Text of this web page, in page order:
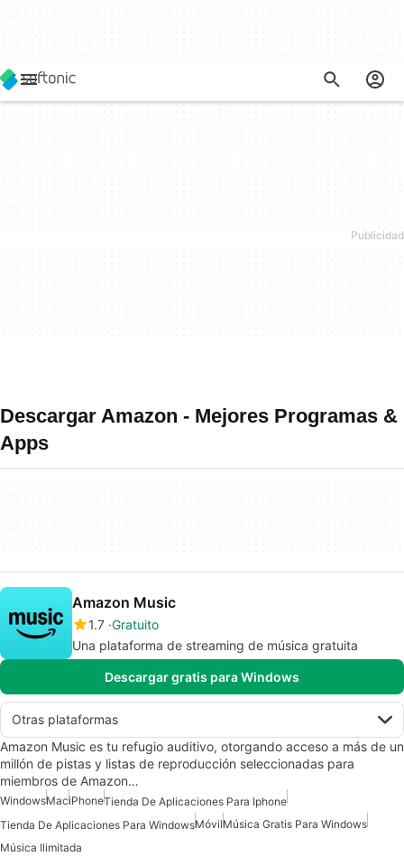
Descargar Amazon - Mejores Programas &
Apps
Amazon Music
1.7 Gratuito
Una plataforma de streaming de música gratuita
Descargar gratis para Windows
Otras plataformas
Amazon Music es tu refugio auditivo, otorgando acceso a más de un
millón de pistas y listas de reproducción seleccionadas para
miembros de Amazon…
WindowsMaciPhoneTienda De Aplicaciones Para Iphone
Tienda De Aplicaciones Para WindowsMóvilMúsica Gratis Para Windows
Música Ilimitada